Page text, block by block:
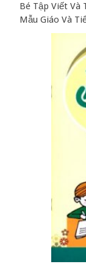
Bé Tập Viết Và
Mẫu Giáo Và